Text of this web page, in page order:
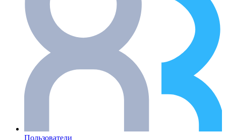
Пользователи